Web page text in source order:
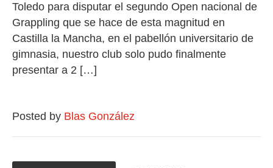
Toledo para disputar el segundo Open nacional de
Grappling que se hace de esta magnitud en
Castilla la Mancha, en el pabellón universitario de
gimnasia, nuestro club solo pudo finalmente
presentar a 2 […]
Posted by Blas González